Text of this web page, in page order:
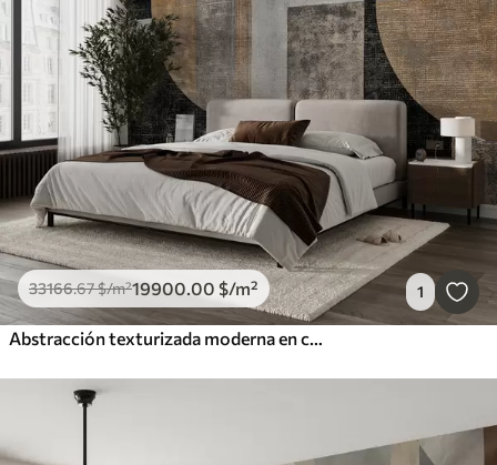
33166.67$/m²19900.00 $/m² 1
Abstracción texturizada moderna en colores negro y naranja